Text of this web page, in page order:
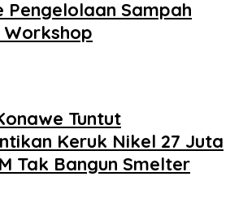
Sampah
Workshop
Tuntut
Keruk Nikel 27 Juta
Tak Bangun Smelter